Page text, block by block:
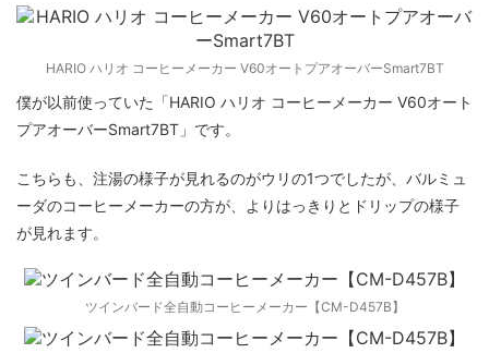
HARIO ハリオ コーヒーメーカー V60オートプアオーバーSmart7BT
僕が以前使っていた「HARIO ハリオ コーヒーメーカー V60オート
プアオーバーSmart7BT」です。
こちらも、注湯の様子が見れるのがウリの1つでしたが、バルミュ
ーダのコーヒーメーカーの方が、よりはっきりとドリップの様子
が見れます。
ツインバード全自動コーヒーメーカー【CM-D457B】